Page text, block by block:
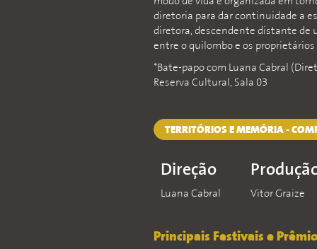
diretoria para dar continuidade a
diretora, descendente distante de
entre o quilombo e os proprietários
*Bate-papo com Luana Cabral
Reserva Cultural, Sala 03
TERRITÓRIOS E MEMÓRIA -
Direção
Luana Cabral Vitor Graize
Principais Festivais e